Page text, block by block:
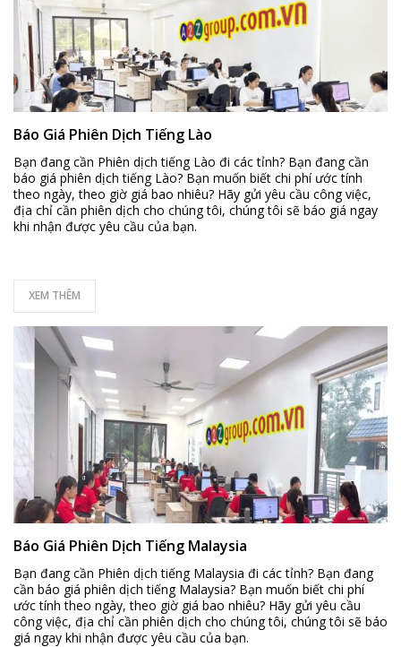
Báo Giá Phiên Dịch Tiếng Lào
Bạn đang cần Phiên dịch tiếng Lào đi các tỉnh? Bạn đang cần
báo giá phiên dịch tiếng Lào? Bạn muốn biết chi phí ước tính
theo ngày, theo giờ giá bao nhiêu? Hãy gửi yêu cầu công việc,
địa chỉ cần phiên dịch cho chúng tôi, chúng tôi sẽ báo giá ngay
khi nhận được yêu cầu của bạn.
XEM THÊM
Báo Giá Phiên Dịch Tiếng Malaysia
Bạn đang cần Phiên dịch tiếng Malaysia đi các tỉnh? Bạn đang
cần báo giá phiên dịch tiếng Malaysia? Bạn muốn biết chi phí
ước tính theo ngày, theo giờ giá bao nhiêu? Hãy gửi yêu cầu
công việc, địa chỉ cần phiên dịch cho chúng tôi, chúng tôi sẽ báo
giá ngay khi nhận được yêu cầu của bạn.